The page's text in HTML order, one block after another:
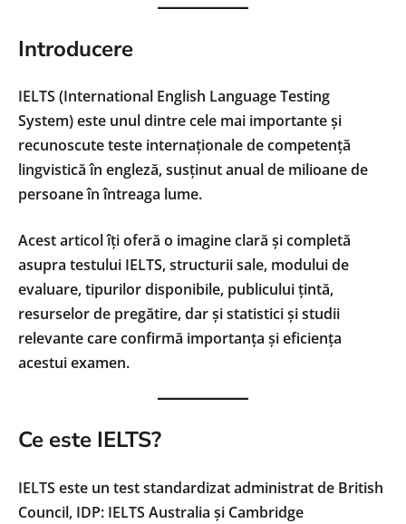
Introducere
IELTS (International English Language Testing
System) este unul dintre cele mai importante și
recunoscute teste internaționale de competență
lingvistică în engleză, susținut anual de milioane de
persoane în întreaga lume.
Acest articol îți oferă o imagine clară și completă
asupra testului IELTS, structurii sale, modului de
evaluare, tipurilor disponibile, publicului țintă,
resurselor de pregătire, dar și statistici și studii
relevante care confirmă importanța și eficiența
acestui examen.
Ce este IELTS?
IELTS este un test standardizat administrat de British
Council, IDP: IELTS Australia și Cambridge